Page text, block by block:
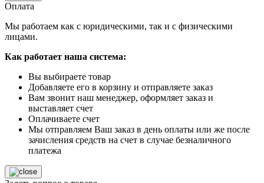
Оплата
Мы работаем как с юридическими, так и с физическими
лицами.
Как работает наша система:
Вы выбираете товар
Добавляете его в корзину и отправляете заказ
Вам звонит наш менеджер, оформляет заказ и
выставляет счет
Оплачиваете счет
Мы отправляем Ваш заказ в день оплаты или же после
зачисления средств на счет в случае безналичного
платежа